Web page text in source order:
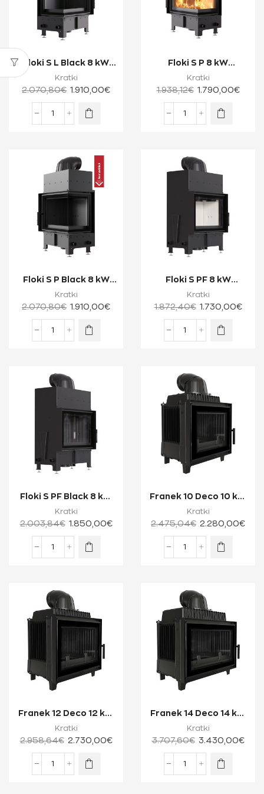
Floki S L Black 8 kW
Ενεργειακό Τζάκι
Ξύλου Δύο Όψ...
Kratki
2.070,80€ 1.910,00€
Floki S P 8 kW
Ενεργειακό Τζάκι
Ξύλου Δύο Όψεων με...
Kratki
1.938,12€ 1.790,00€
Floki S P Black 8 kW
Ενεργειακό Τζάκι
Ξύλου Δύο Όψ...
Kratki
2.070,80€ 1.910,00€
Floki S PF 8 kW
Ενεργειακό Τζάκι
Ξύλου Μίας Όψης μ...
Kratki
1.872,40€ 1.730,00€
Floki S PF Black 8 kW
Ενεργειακό Τζάκι
Ξύλου Μίας ...
Kratki
2.003,84€ 1.850,00€
Franek 10 Deco 10 kW
Ενεργειακό Τζάκι
Ξύλου Μίας Ό...
Kratki
2.475,04€ 2.280,00€
Franek 12 Deco 12 kW
Ενεργειακό Τζάκι
Ξύλου Μίας Ό...
Kratki
2.958,64€ 2.730,00€
Franek 14 Deco 14 kW
Ενεργειακό Τζάκι
Ξύλου Μίας Ό...
Kratki
3.707,60€ 3.430,00€